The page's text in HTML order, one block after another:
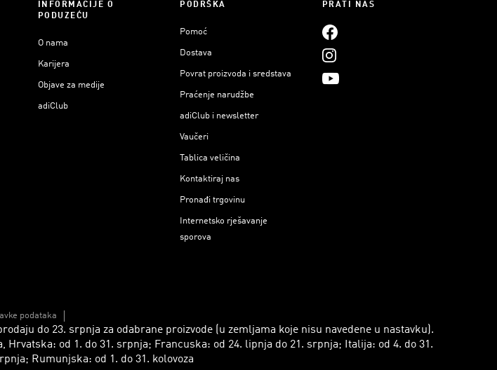
INFORMACIJE O
PODUZEĆU
O nama
Karijera
Objave za medije
adiClub
PODRŠKA
Pomoć
Dostava
Povrat proizvoda i sredstava
Praćenje narudžbe
adiClub i newsletter
Vaučeri
Tablica veličina
Kontaktiraj nas
Pronađi trgovinu
Internetsko rješavanje
sporova
PRATI NAS
podataka
do 23. srpnja za odabrane proizvode (u zemljama koje nisu navedene u nastavku).
od 1. do 31. srpnja; Francuska: od 24. lipnja do 21. srpnja; Italija: od 4. do 31.
Rumunjska: od 1. do 31. kolovoza